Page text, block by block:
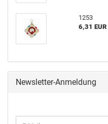
1253
6,31 EUR
Newsletter-Anmeldung